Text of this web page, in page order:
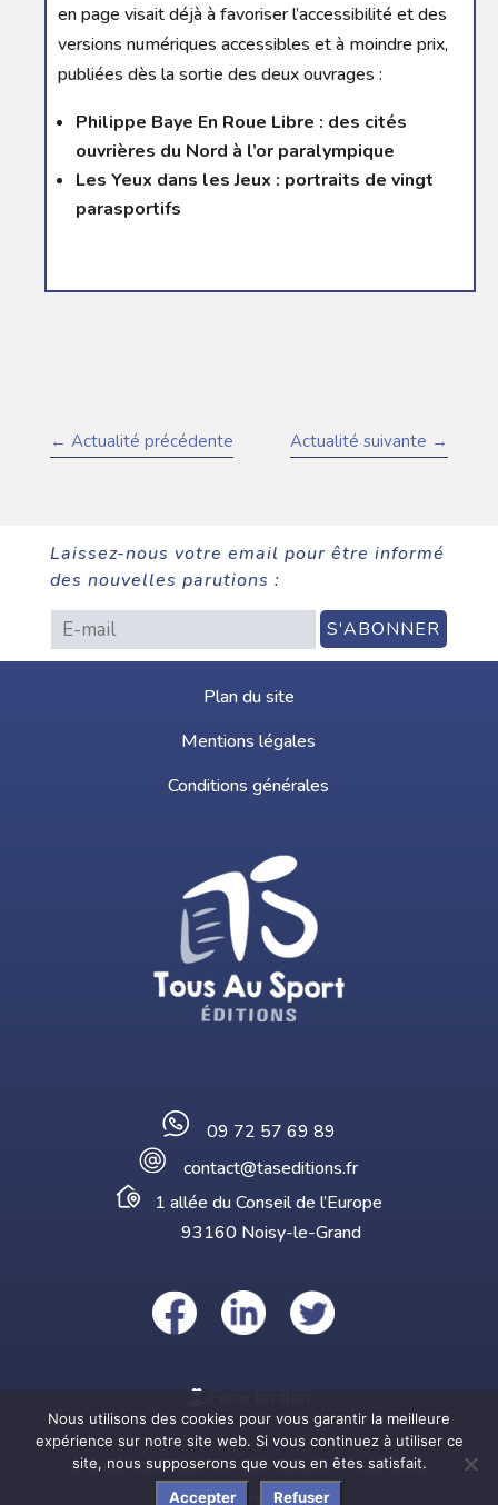
en page visait déjà à favoriser l’accessibilité et des
versions numériques accessibles et à moindre prix,
publiées dès la sortie des deux ouvrages :
Philippe Baye En Roue Libre : des cités
ouvrières du Nord à l’or paralympique
Les Yeux dans les Jeux : portraits de vingt
parasportifs
← Actualité précédente Actualité suivante →
Laissez-nous votre email pour être informé
des nouvelles parutions :
Plan du site
Mentions légales
Conditions générales
09 72 57 69 89
contact@taseditions.fr
1 allée du Conseil de l’Europe
93160 Noisy-le-Grand
© 2022-2025 Tous Au Sport Éditions – Tous droits
réservés
Nous utilisons des cookies pour vous garantir la meilleure
expérience sur notre site web. Si vous continuez à utiliser ce
site, nous supposerons que vous en êtes satisfait.
Accepter
Refuser